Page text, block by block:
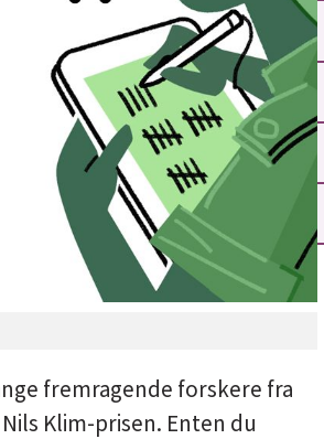
fremragende forskere fra
Klim-prisen. Enten du